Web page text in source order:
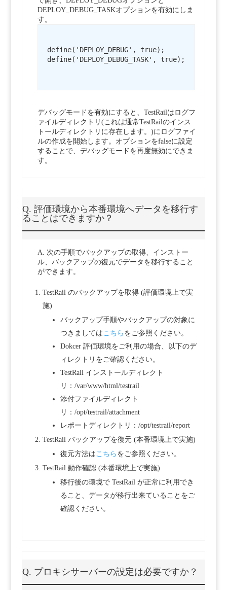
DEPLOY_DEBUG_TASKオプションを有効にしま
す。
define('DEPLOY_DEBUG', true);
define('DEPLOY_DEBUG_TASK', true);
デバッグモードを有効にすると、TestRailはログフ
ァイルディレクトリ(これは通常TestRailのインス
トールディレクトリに存在します。)にログファイ
ルの作成を開始します。オプションをfalseに設定
することで、デバッグモードを再度無効にできま
す。
Q. 評価環境から本番環境へデータを移行す
ることはできますか？
A. 次の手順でバックアップの取得、インストー
ル、バックアップの復元でデータを移行すること
ができます。
TestRail のバックアップを取得 (評価環境上で実
施)
バックアップ手順やバックアップの対象に
つきましてはこちら をご参照ください。
Dokcer 評価環境をご利用の場合、以下のデ
ィレクトリをご確認ください。
TestRail インストールディレクト
リ：/var/www/html/testrail
添付ファイルディレクト
リ：/opt/testrail/attachment
レポートディレクトリ：/opt/testrail/report
TestRail バックアップを復元 (本番環境上で実施)
復元方法はこちら をご参照ください。
TestRail 動作確認 (本番環境上で実施)
移行後の環境で TestRail が正常に利用でき
ること、データが移行出来ていることをご
確認ください。
Q. プロキシサーバーの設定は必要ですか？